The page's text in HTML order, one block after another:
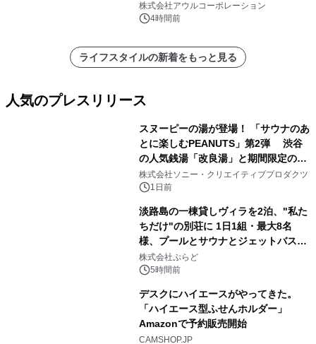
大人の冬旅を。ー夕日ヶ浦温泉「佳松
苑 別邸ふうか」ー
株式会社アウルコーポレーション
4時間前
ライフスタイルの新着をもっと見る
人気のプレスリリース
スヌーピーの湯が登場！ 「サウナのあ
とに楽しむPEANUTS」第2弾 渋谷
の人気銭湯「改良湯」と期間限定のコ
ラボレーション サウナイキタイコラ
ボグッズも発売決定！
株式会社ソニー・クリエイティブプロダクツ
1日前
淡路島の一棟貸しヴィラを2泊、"私た
ちだけ"の別荘に 1日1組・最大8名
様、プールとサウナとジェットバス付
きで Villa Mon Temps AWAJIの連泊
素泊りプラン
株式会社ぷらど
5時間前
デスクにハイエースがやってきた。
「ハイエース型ふせんホルダー」
Amazonで予約販売開始
CAMSHOP.JP